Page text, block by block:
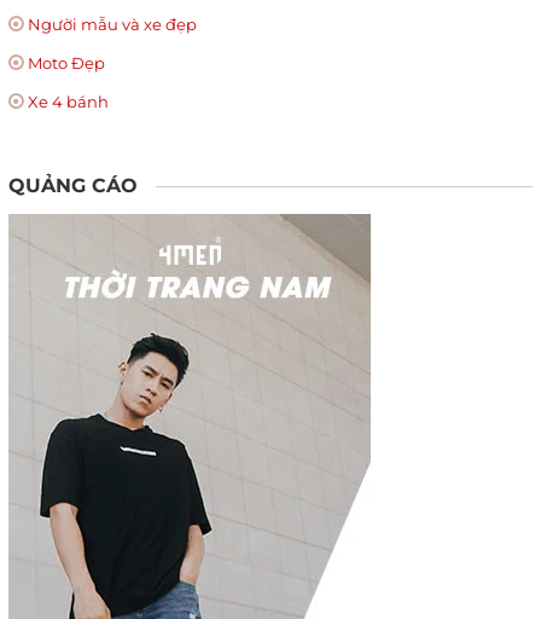
Người mẫu và xe đẹp
Moto Đẹp
Xe 4 bánh
QUẢNG CÁO